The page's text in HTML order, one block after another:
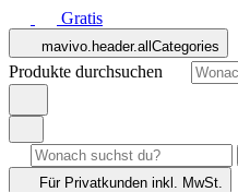
Gratis
mavivo.header.allCategories
Produkte durchsuchen
Für Privatkunden inkl. MwSt.